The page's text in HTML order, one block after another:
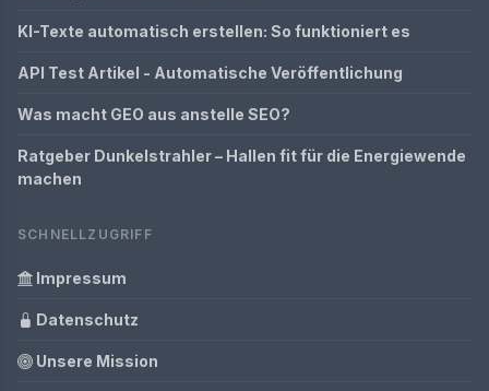
KI-Texte automatisch erstellen: So funktioniert es
API Test Artikel - Automatische Veröffentlichung
Was macht GEO aus anstelle SEO?
Ratgeber Dunkelstrahler – Hallen fit für die Energiewende
machen
SCHNELLZUGRIFF
Impressum
Datenschutz
Unsere Mission